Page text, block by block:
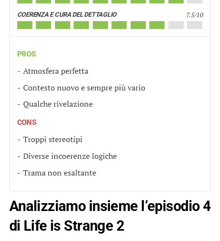
COERENZA E CURA DEL DETTAGLIO 7.5/10
PROS
Atmosfera perfetta
Contesto nuovo e sempre più vario
Qualche rivelazione
CONS
Troppi stereotipi
Diverse incoerenze logiche
Trama non esaltante
Analizziamo insieme l’episodio 4
di Life is Strange 2